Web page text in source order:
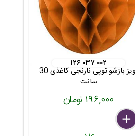
۱۲۶ ۰۳۷ ۰۰۲
آویز بازشو توپی نارنجی کاغذی 30
سانت
۱۹۶,۰۰۰ تومان
delete
remove
add